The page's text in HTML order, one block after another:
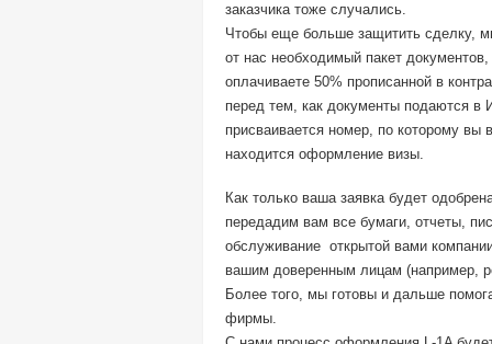
заказчика тоже случались.
Чтобы еще больше защитить сделку,
от нас необходимый пакет
оплачиваете 50% прописанной в
перед тем, как документы подаются
присваивается номер, по которому вы
находится оформление визы.
Как только ваша заявка будет
передадим вам все бумаги, отчеты,
обслуживание открытой вами
вашим доверенным лицам (например,
Более того, мы готовы и дальше
фирмы.